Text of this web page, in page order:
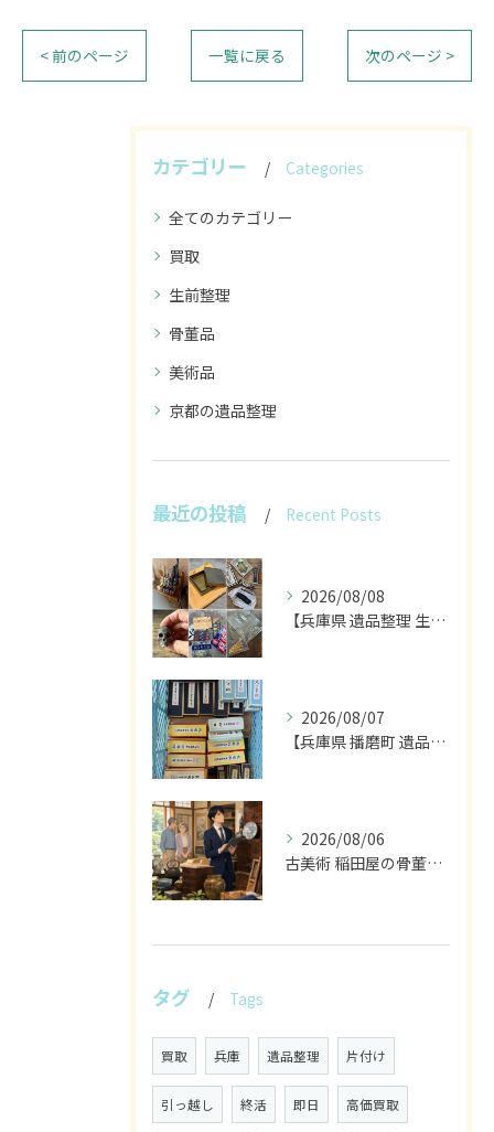
< 前のページ 一覧に戻る 次のページ >
カテゴリー Categories
全てのカテゴリー
買取
生前整理
骨董品
美術品
京都の遺品整理
最近の投稿 Recent Posts
2026/08/08
【兵庫県 遺品整理 生前整理 不用品 買取】
2026/08/07
【兵庫県 播磨町 遺品整理 買取 書道具 墨】
2026/08/06
古美術 稲田屋の骨董家具と遺品整理の目利き
タグ Tags
買取 兵庫 遺品整理 片付け
引っ越し 終活 即日 高価買取